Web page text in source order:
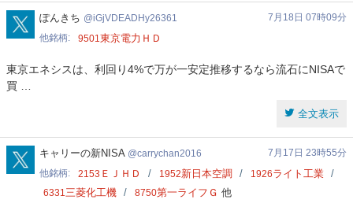
iGjVDEADHy26361
ぽんきち iGjVDEADHy26361
7月18日 07時09分
他銘柄
9501東京電力ＨＤ
東京エネシスは、利回り4%で万が一安定推移するなら流石にNISAで
買 …
全文表示
carrychan2016
キャリーの新NISA carrychan2016
7月17日 23時55分
他銘柄
2153 ＥＪＨＤ 1952新日本空調 1926ライト工業
6331三菱化工機 8750第一ライフＧ 他